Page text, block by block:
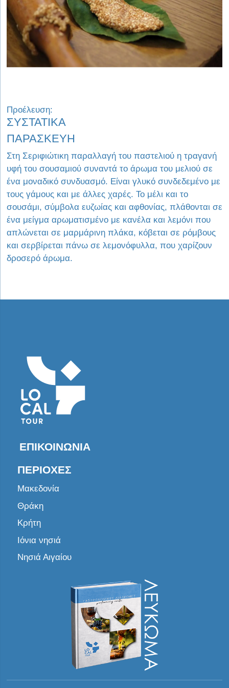
Προέλευση:
ΣΥΣΤΑΤΙΚΑ
ΠΑΡΑΣΚΕΥΗ
Στη Σεριφιώτικη παραλλαγή του παστελιού η τραγανή
υφή του σουσαμιού συναντά το άρωμα του μελιού σε
ένα μοναδικό συνδυασμό. Είναι γλυκό συνδεδεμένο με
τους γάμους και με άλλες χαρές. Το μέλι και το
σουσάμι, σύμβολα ευζωίας και αφθονίας, πλάθονται σε
ένα μείγμα αρωματισμένο με κανέλα και λεμόνι που
απλώνεται σε μαρμάρινη πλάκα, κόβεται σε ρόμβους
και σερβίρεται πάνω σε λεμονόφυλλα, που χαρίζουν
δροσερό άρωμα.
ΕΠΙΚΟΙΝΩΝΊΑ
ΠΕΡΙΟΧΈΣ
Μακεδονία
Θράκη
Κρήτη
Ιόνια νησιά
Νησιά Αιγαίου